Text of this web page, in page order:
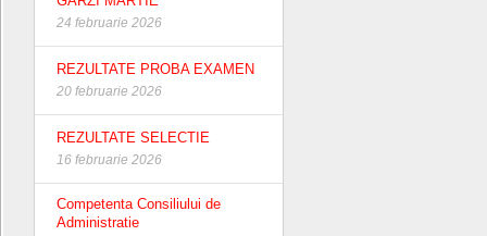
24 februarie 2026
REZULTATE PROBA EXAMEN
20 februarie 2026
REZULTATE SELECTIE
16 februarie 2026
Competenta Consiliului de
Administratie